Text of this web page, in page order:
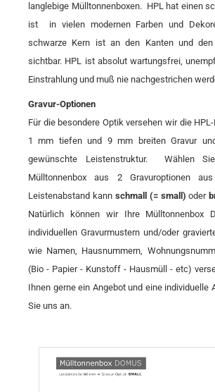
langlebige Mülltonnenboxen. HPL hat einen
ist in vielen modernen Farben und
schwarze Kern ist an den Kanten und den
sichtbar. HPL ist absolut wartungsfrei,
Einstrahlung und muß nie nachgestrichen
Gravur-Optionen
Für die besondere Optik versehen wir die
1 mm tiefen und 9 mm breiten Gravur
gewünschte Leistenstruktur. Wählen
Mülltonnenbox aus 2 Gravuroptionen
Leistenabstand kann schmall (= small) oder
Natürlich können wir Ihre Mülltonnenbox
individuellen Gravurmustern und/oder
wie Namen, Hausnummern,
(Bio - Papier - Kunstoff - Hausmüll - etc)
Ihnen gerne ein Angebot und eine individuelle
Sie uns an.